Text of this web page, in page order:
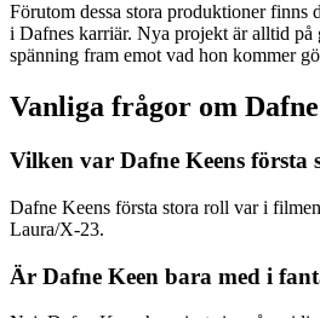
Förutom dessa stora produktioner finns
i Dafnes karriär. Nya projekt är alltid på
spänning fram emot vad hon kommer
Vanliga frågor om
Vilken var Dafne Keens första
Dafne Keens första stora roll var i
Laura/X-23.
Är Dafne Keen bara med i